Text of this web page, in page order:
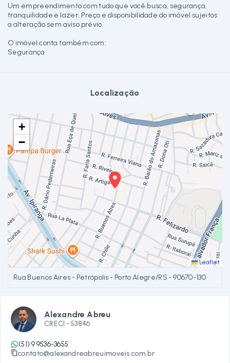
Um empreendimento com tudo que você busca, segurança,
tranquilidade e lazer. Preço e disponibilidade do imóvel sujeitos
a alteração sem aviso prévio.
O imóvel conta também com:
Segurança
Localização
+
−
Leaflet
Rua Buenos Aires - Petrópolis - Porto Alegre/RS - 90670-130
Alexandre Abreu
CRECI -53846
(51) 9 9536-3655
contato@alexandreabreuimoveis.com.br